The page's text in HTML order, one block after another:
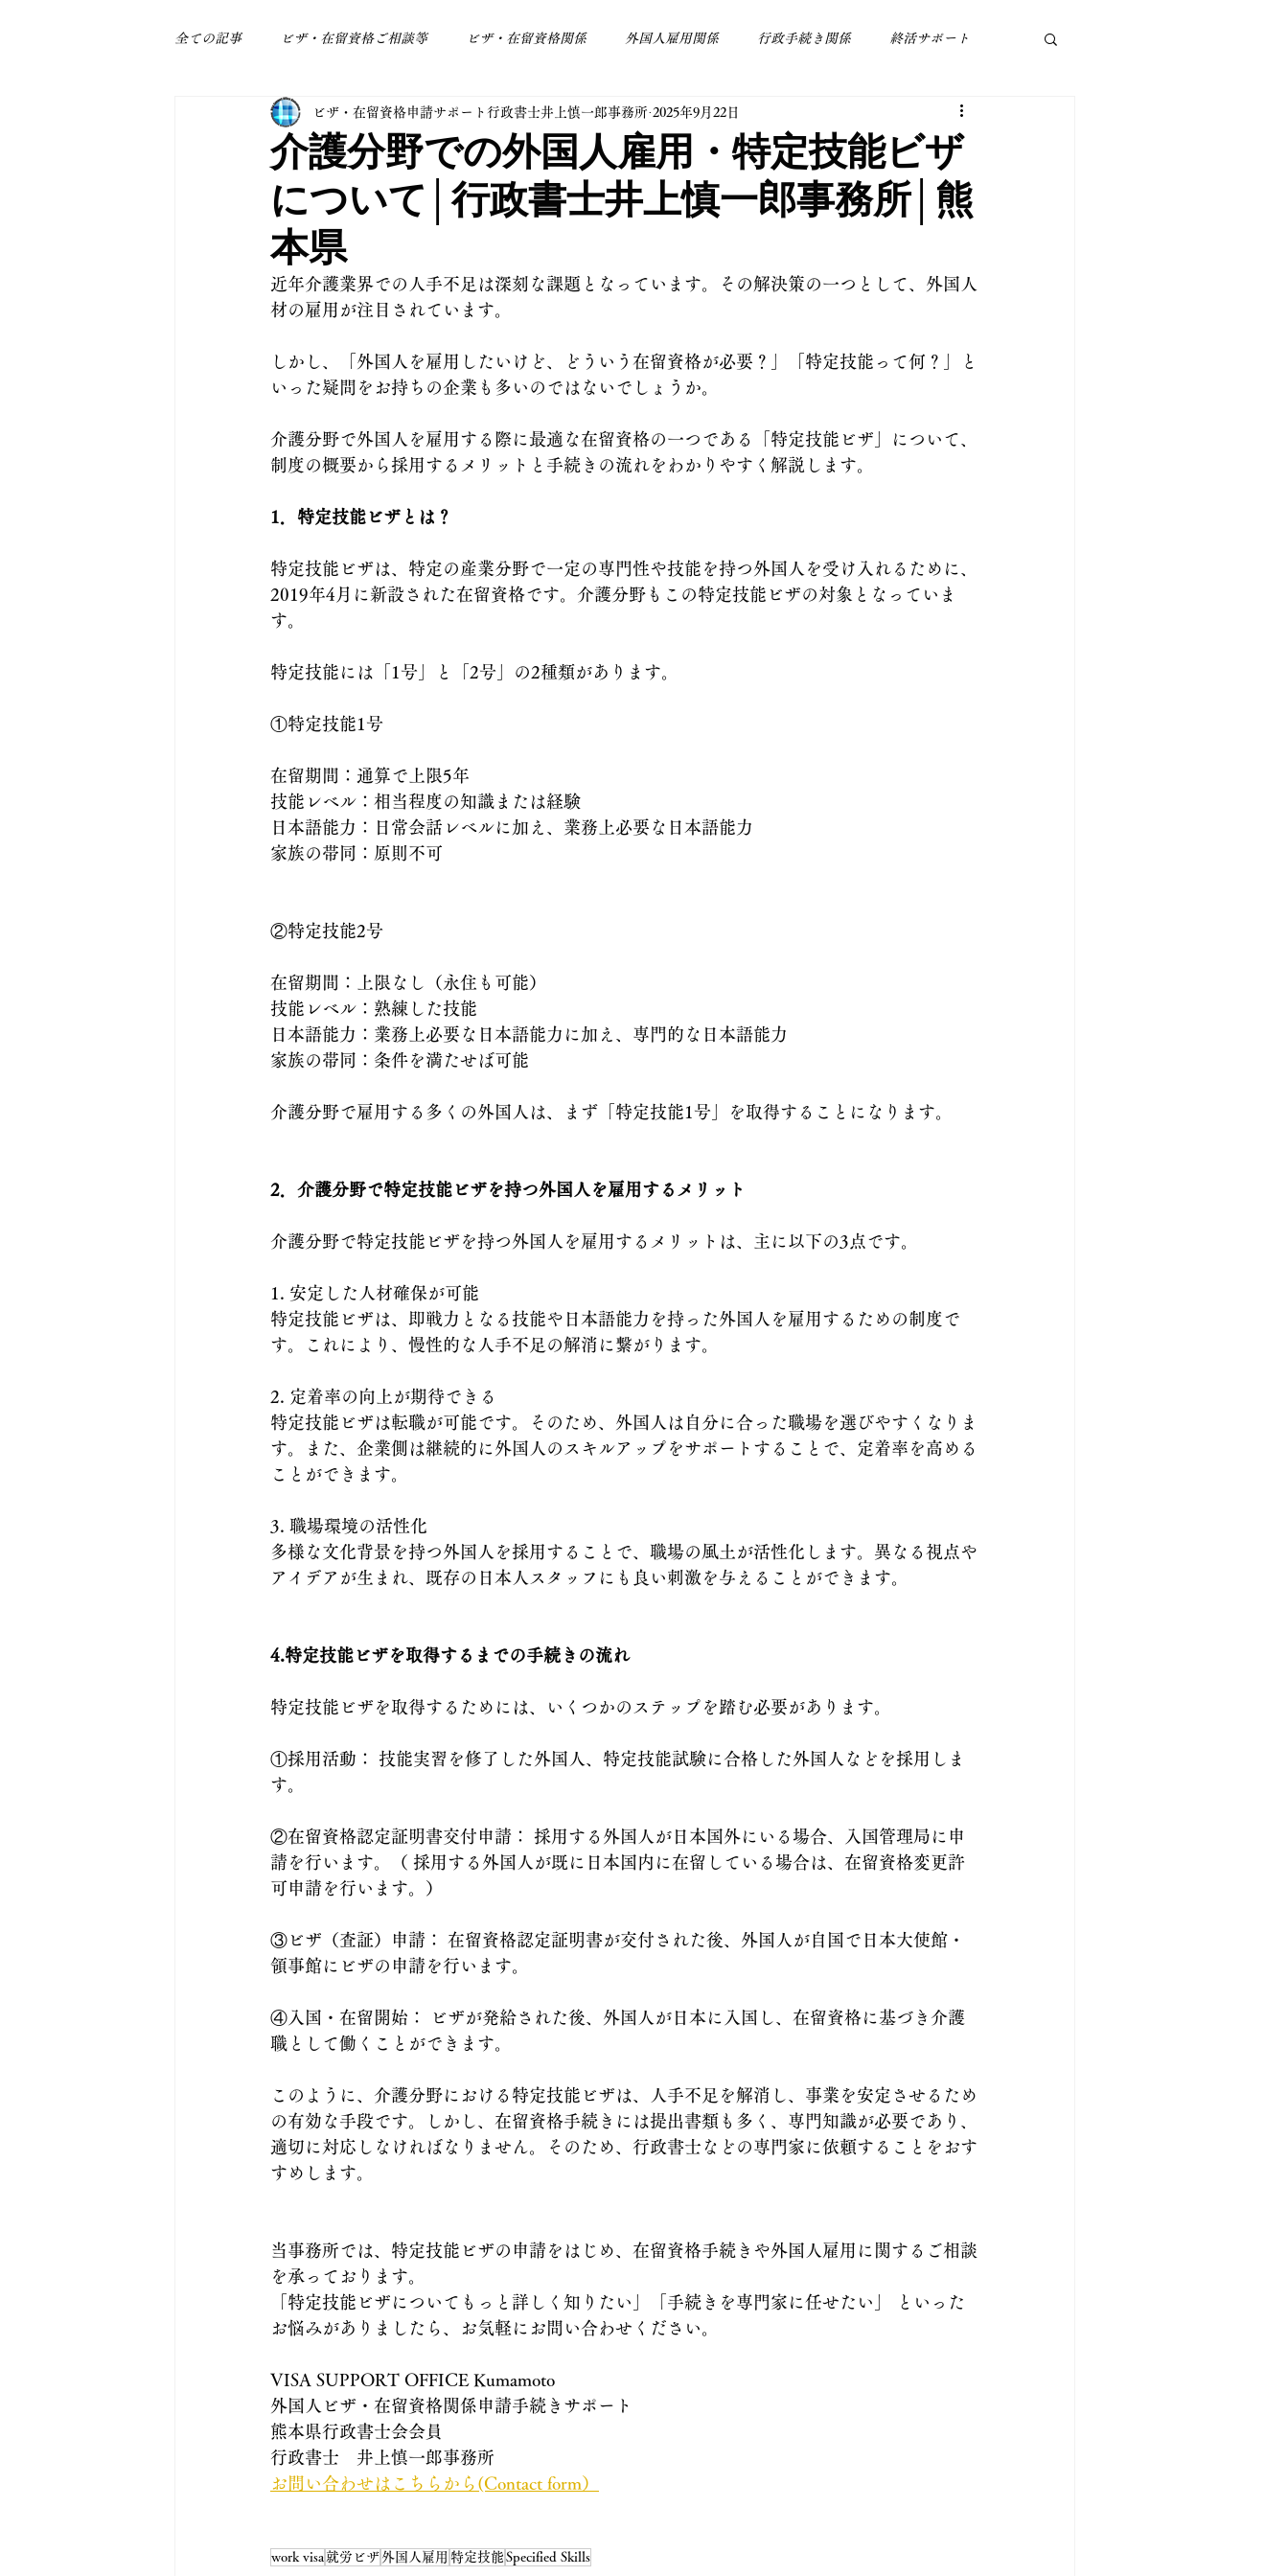
全ての記事 ビザ・在留資格ご相談等 ビザ・在留資格関係 外国人雇用関係 行政手続き関係 終活サポート
身近なトラブル 補助金関係 その他 会社設立関係
介護分野での外国人雇用・特定技能ビザ
について│行政書士井上慎一郎事務所│熊
本県
ビザ・在留資格申請サポート行政書士井上慎一郎事務所 2025年9月22日
近年介護業界での人手不足は深刻な課題となっています。その解決策の一つとして、外国人
材の雇用が注目されています。
しかし、「外国人を雇用したいけど、どういう在留資格が必要？」「特定技能って何？」と
いった疑問をお持ちの企業も多いのではないでしょうか。
介護分野で外国人を雇用する際に最適な在留資格の一つである「特定技能ビザ」について、
制度の概要から採用するメリットと手続きの流れをわかりやすく解説します。
1．特定技能ビザとは？
特定技能ビザは、特定の産業分野で一定の専門性や技能を持つ外国人を受け入れるために、
2019年4月に新設された在留資格です。介護分野もこの特定技能ビザの対象となっていま
す。
特定技能には「1号」と「2号」の2種類があります。
①特定技能1号
在留期間：通算で上限5年
技能レベル：相当程度の知識または経験
日本語能力：日常会話レベルに加え、業務上必要な日本語能力
家族の帯同：原則不可
②特定技能2号
在留期間：上限なし（永住も可能）
技能レベル：熟練した技能
日本語能力：業務上必要な日本語能力に加え、専門的な日本語能力
家族の帯同：条件を満たせば可能
介護分野で雇用する多くの外国人は、まず「特定技能1号」を取得することになります。
2．介護分野で特定技能ビザを持つ外国人を雇用するメリット
介護分野で特定技能ビザを持つ外国人を雇用するメリットは、主に以下の3点です。
1. 安定した人材確保が可能
特定技能ビザは、即戦力となる技能や日本語能力を持った外国人を雇用するための制度で
す。これにより、慢性的な人手不足の解消に繋がります。
2. 定着率の向上が期待できる
特定技能ビザは転職が可能です。そのため、外国人は自分に合った職場を選びやすくなりま
す。また、企業側は継続的に外国人のスキルアップをサポートすることで、定着率を高める
ことができます。
3. 職場環境の活性化
多様な文化背景を持つ外国人を採用することで、職場の風土が活性化します。異なる視点や
アイデアが生まれ、既存の日本人スタッフにも良い刺激を与えることができます。
4.特定技能ビザを取得するまでの手続きの流れ
特定技能ビザを取得するためには、いくつかのステップを踏む必要があります。
①採用活動： 技能実習を修了した外国人、特定技能試験に合格した外国人などを採用しま
す。
②在留資格認定証明書交付申請： 採用する外国人が日本国外にいる場合、入国管理局に申
請を行います。（ 採用する外国人が既に日本国内に在留している場合は、在留資格変更許
可申請を行います。）
③ビザ（査証）申請： 在留資格認定証明書が交付された後、外国人が自国で日本大使館・
領事館にビザの申請を行います。
④入国・在留開始： ビザが発給された後、外国人が日本に入国し、在留資格に基づき介護
職として働くことができます。
このように、介護分野における特定技能ビザは、人手不足を解消し、事業を安定させるため
の有効な手段です。しかし、在留資格手続きには提出書類も多く、専門知識が必要であり、
適切に対応しなければなりません。そのため、行政書士などの専門家に依頼することをおす
すめします。
当事務所では、特定技能ビザの申請をはじめ、在留資格手続きや外国人雇用に関するご相談
を承っております。
「特定技能ビザについてもっと詳しく知りたい」「手続きを専門家に任せたい」 といった
お悩みがありましたら、お気軽にお問い合わせください。
VISA SUPPORT OFFICE Kumamoto
外国人ビザ・在留資格関係申請手続きサポート
熊本県行政書士会会員
行政書士　井上慎一郎事務所
お問い合わせはこちらから(Contact form）
work visa 就労ビザ 外国人雇用 特定技能 Specified Skills